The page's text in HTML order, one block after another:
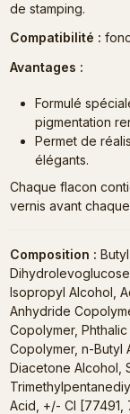
de stamping.
Compatibilité :
Avantages :
Formulé
pigmentation
Permet de
élégants.
Chaque flacon
vernis avant
Composition :
Isopropyl Alcohol,
Anhydride
Copolymer,
Copolymer, n-Butyl
Diacetone Alcohol,
Acid, +/- CI [77491,